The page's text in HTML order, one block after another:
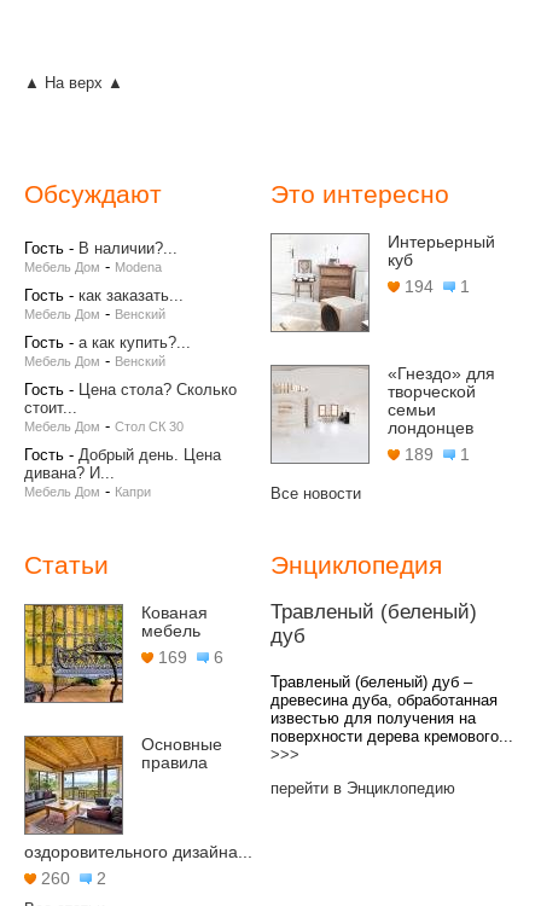
▲ На верх ▲
Обсуждают
Гость - В наличии?...
Мебель Дом - Modena
Гость - как заказать...
Мебель Дом - Венский
Гость - а как купить?...
Мебель Дом - Венский
Гость - Цена стола? Сколько
стоит...
Мебель Дом - Стол СК 30
Гость - Добрый день. Цена
дивана? И...
Мебель Дом - Капри
Это интересно
Интерьерный
куб
194
1
«Гнездо» для
творческой
семьи
лондонцев
189
1
Все новости
Статьи
Кованая
мебель
169
6
Основные
правила
оздоровительного дизайна...
260
2
Энциклопедия
Травленый (беленый)
дуб
Травленый (беленый) дуб –
древесина дуба, обработанная
известью для получения на
поверхности дерева кремового...
>>>
перейти в Энциклопедию